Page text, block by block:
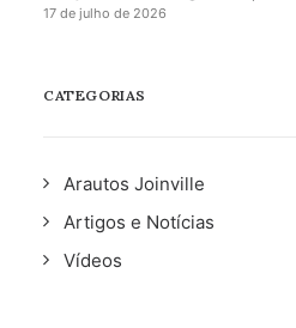
17 de julho de 2026
CATEGORIAS
Arautos Joinville
Artigos e Notícias
Vídeos